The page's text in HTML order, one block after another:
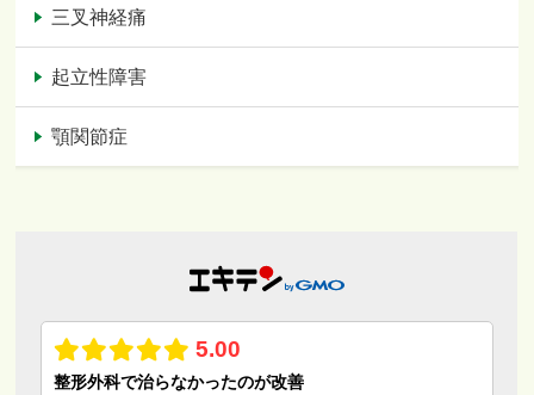
三叉神経痛
起立性障害
顎関節症